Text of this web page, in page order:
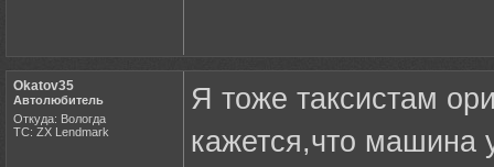
Okatov35
Автолюбитель
Откуда: Вологда
ТС: ZX Lendmark
Я тоже таксистам
кажется,что машина